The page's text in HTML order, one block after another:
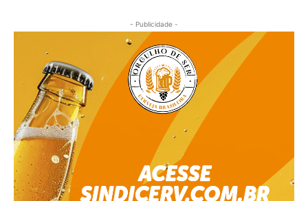
- Publicidade -